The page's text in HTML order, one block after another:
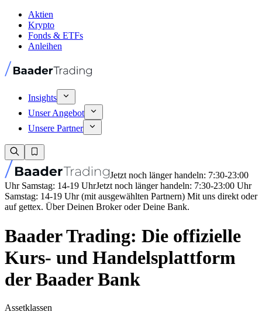
Aktien
Krypto
Fonds & ETFs
Anleihen
Insights
Unser Angebot
Unsere Partner
Jetzt noch länger handeln: 7:30-23:00
Uhr Samstag: 14-19 UhrJetzt noch länger handeln: 7:30-23:00 Uhr
Samstag: 14-19 Uhr (mit ausgewählten Partnern) Mit uns direkt oder
auf gettex. Über Deinen Broker oder Deine Bank.
Baader Trading: Die offizielle
Kurs- und Handelsplattform
der Baader Bank
Assetklassen